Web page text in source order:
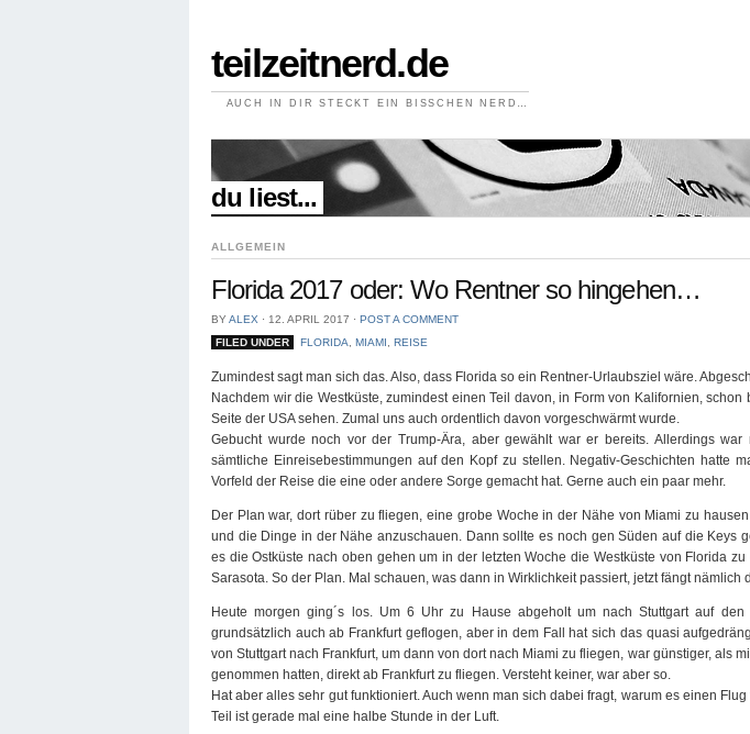
teilzeitnerd.de
AUCH IN DIR STECKT EIN BISSCHEN NERD…
du liest...
ALLGEMEIN
Florida 2017 oder: Wo Rentner so hingehen…
BYALEX ⋅ 12. APRIL 2017 ⋅ POST A COMMENT
FILED UNDER
FLORIDA MIAMI REISE
Zumindest sagt man sich das. Also, dass Florida so ein Rentner-Urlaubsziel wäre.
Nachdem wir die Westküste, zumindest einen Teil davon, in Form von Kalifornien,
Seite der USA sehen. Zumal uns auch ordentlich davon vorgeschwärmt wurde.
Gebucht wurde noch vor der Trump-Ära, aber gewählt war er bereits. Allerdings
sämtliche Einreisebestimmungen auf den Kopf zu stellen. Negativ-Geschichten hatte
Vorfeld der Reise die eine oder andere Sorge gemacht hat. Gerne auch ein paar mehr.
Der Plan war, dort rüber zu fliegen, eine grobe Woche in der Nähe von Miami zu
und die Dinge in der Nähe anzuschauen. Dann sollte es noch gen Süden auf die Keys
es die Ostküste nach oben gehen um in der letzten Woche die Westküste von Florida
Sarasota. So der Plan. Mal schauen, was dann in Wirklichkeit passiert, jetzt fängt nämlich
Heute morgen ging´s los. Um 6 Uhr zu Hause abgeholt um nach Stuttgart auf
grundsätzlich auch ab Frankfurt geflogen, aber in dem Fall hat sich das quasi
von Stuttgart nach Frankfurt, um dann von dort nach Miami zu fliegen, war günstiger, als
genommen hatten, direkt ab Frankfurt zu fliegen. Versteht keiner, war aber so.
Hat aber alles sehr gut funktioniert. Auch wenn man sich dabei fragt, warum es einen
Teil ist gerade mal eine halbe Stunde in der Luft.